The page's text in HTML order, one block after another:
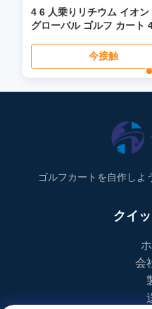
4 6 人乗りリチウム イオン
グローバル ゴルフ カート
りたたみシート LCD ヘッ
ト LED スクリーン
今接触
ゴルフカートを自作しよ
クイ
会